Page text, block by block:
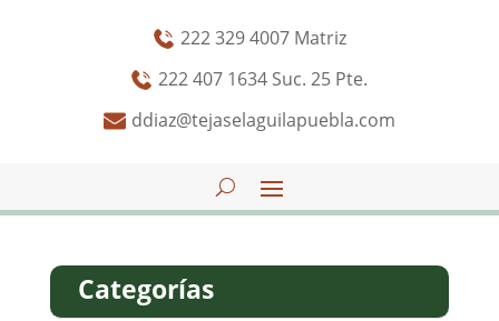
222 329 4007 Matriz
222 407 1634 Suc. 25 Pte.
ddiaz@tejaselaguilapuebla.com
Categorías